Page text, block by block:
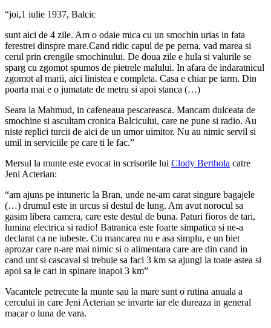
“joi,1 iulie 1937, Balcic
sunt aici de 4 zile. Am o odaie mica cu un smochin urias in fata
ferestrei dinspre mare.Cand ridic capul de pe perna, vad marea si
cerul prin crengile smochinului. De doua zile e hula si valurile se
sparg cu zgomot spumos de pietrele malului. In afara de indaratnicul
zgomot al marii, aici linistea e completa. Casa e chiar pe tarm. Din
poarta mai e o jumatate de metru si apoi stanca (…)
Seara la Mahmud, in cafeneaua pescareasca. Mancam dulceata de
smochine si ascultam cronica Balcicului, care ne pune si radio. Au
niste replici turcii de aici de un umor uimitor. Nu au nimic servil si
umil in serviciile pe care ti le fac.”
Mersul la munte este evocat in scrisorile lui Clody Berthola catre
Jeni Acterian:
“am ajuns pe intuneric la Bran, unde ne-am carat singure bagajele
(…) drumul este in urcus si destul de lung. Am avut norocul sa
gasim libera camera, care este destul de buna. Paturi fioros de tari,
lumina electrica si radio! Batranica este foarte simpatica si ne-a
declarat ca ne iubeste. Cu mancarea nu e asa simplu, e un biet
aprozar care n-are mai nimic si o alimentara care are din cand in
cand unt si cascaval si trebuie sa faci 3 km sa ajungi la toate astea si
apoi sa le cari in spinare inapoi 3 km”
Vacantele petrecute la munte sau la mare sunt o rutina anuala a
cercului in care Jeni Acterian se invarte iar ele dureaza in general
macar o luna de vara.